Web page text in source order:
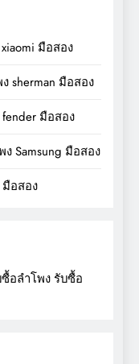
มือสอง
sherman มือสอง
มือสอง
Samsung มือสอง
มือสอง
อลำโพง รับซื้อ